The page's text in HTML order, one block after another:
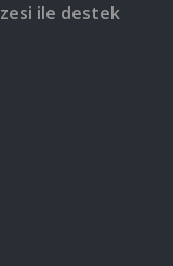
ile destek